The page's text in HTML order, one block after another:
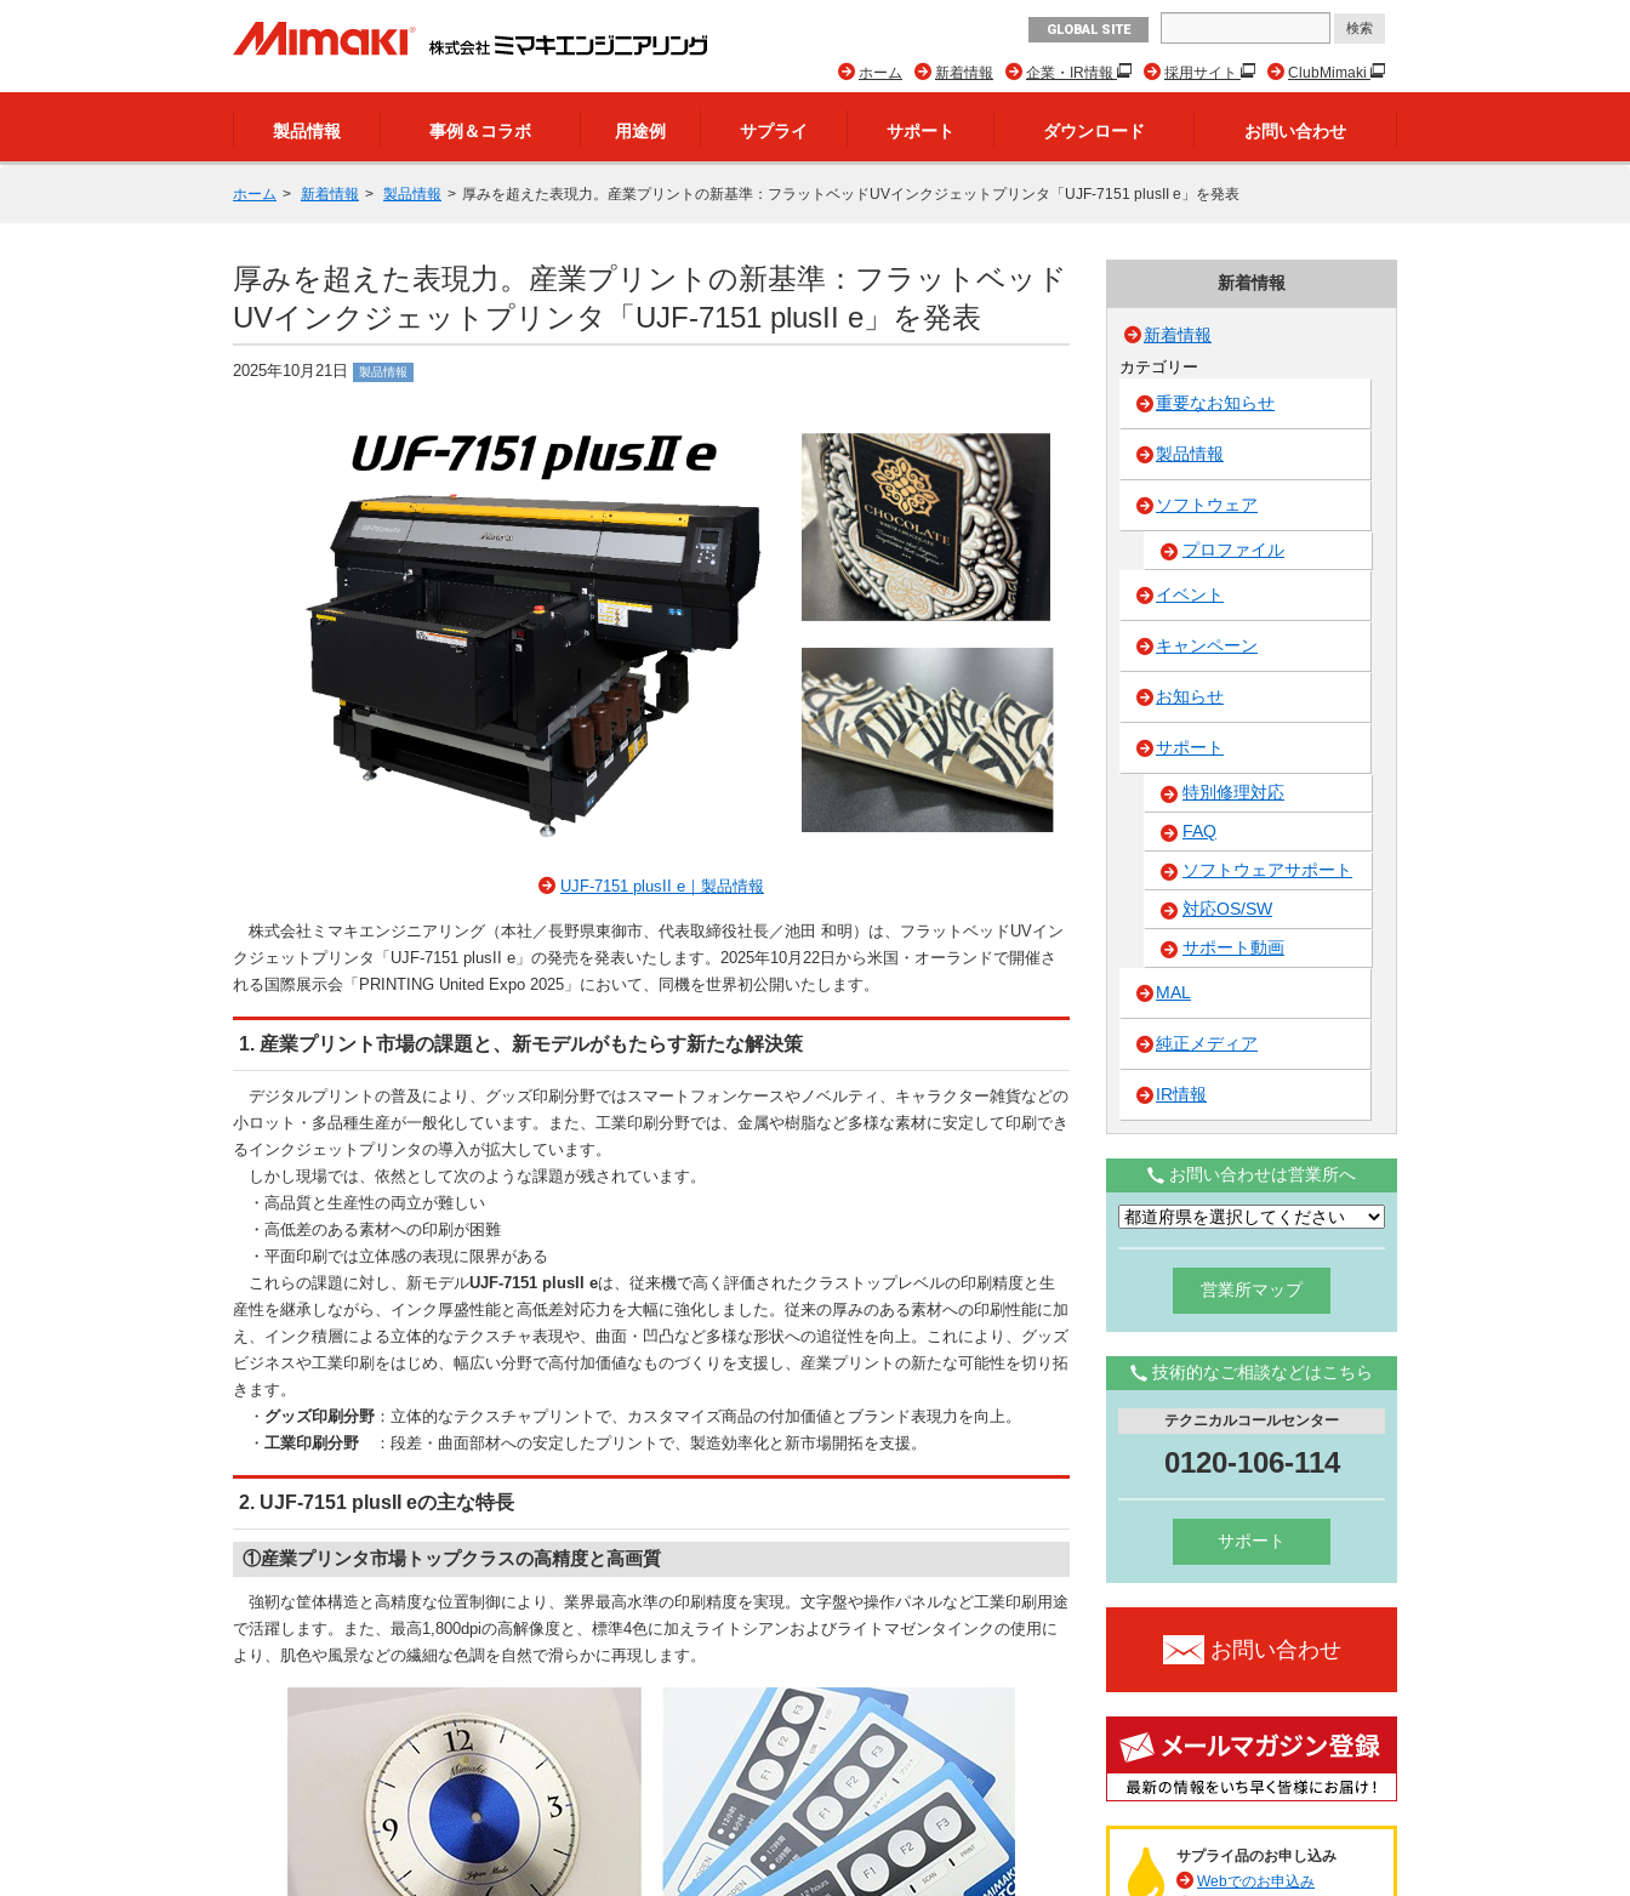
GLOBAL SITE
ClubMimaki
採用サイト
企業・IR情報
新着情報
ホーム
製品情報 事例＆コラボ 用途例 サプライ サポート ダウンロード お問い合わせ
ホーム 新着情報 製品情報 厚みを超えた表現力。産業プリントの新基準：フラットベッドUVインクジェットプリンタ「UJF-7151 plusII e」を発表
厚みを超えた表現力。産業プリントの新基準：フラットベッド
UVインクジェットプリンタ「UJF-7151 plusII e」を発表
2025年10月21日 製品情報
UJF-7151 plusII e｜製品情報
株式会社ミマキエンジニアリング（本社／長野県東御市、代表取締役社長／池田 和明）は、フラットベッドUVイン
クジェットプリンタ「UJF-7151 plusII e」の発売を発表いたします。2025年10月22日から米国・オーランドで開催さ
れる国際展示会「PRINTING United Expo 2025」において、同機を世界初公開いたします。
1. 産業プリント市場の課題と、新モデルがもたらす新たな解決策
デジタルプリントの普及により、グッズ印刷分野ではスマートフォンケースやノベルティ、キャラクター雑貨などの
小ロット・多品種生産が一般化しています。また、工業印刷分野では、金属や樹脂など多様な素材に安定して印刷でき
るインクジェットプリンタの導入が拡大しています。
しかし現場では、依然として次のような課題が残されています。
・高品質と生産性の両立が難しい
・高低差のある素材への印刷が困難
・平面印刷では立体感の表現に限界がある
これらの課題に対し、新モデルUJF-7151 plusII eは、従来機で高く評価されたクラストップレベルの印刷精度と生
産性を継承しながら、インク厚盛性能と高低差対応力を大幅に強化しました。従来の厚みのある素材への印刷性能に加
え、インク積層による立体的なテクスチャ表現や、曲面・凹凸など多様な形状への追従性を向上。これにより、グッズ
ビジネスや工業印刷をはじめ、幅広い分野で高付加価値なものづくりを支援し、産業プリントの新たな可能性を切り拓
きます。
・ グッズ印刷分野 ：立体的なテクスチャプリントで、カスタマイズ商品の付加価値とブランド表現力を向上。
・ 工業印刷分野 ：段差・曲面部材への安定したプリントで、製造効率化と新市場開拓を支援。
2. UJF-7151 plusII eの主な特長
①産業プリンタ市場トップクラスの高精度と高画質
強靭な筐体構造と高精度な位置制御により、業界最高水準の印刷精度を実現。文字盤や操作パネルなど工業印刷用途
で活躍します。また、最高1,800dpiの高解像度と、標準4色に加えライトシアンおよびライトマゼンタインクの使用に
より、肌色や風景などの繊細な色調を自然で滑らかに再現します。
新着情報
新着情報
カテゴリー
重要なお知らせ
製品情報
ソフトウェア
プロファイル
イベント
キャンペーン
お知らせ
サポート
特別修理対応
FAQ
ソフトウェアサポート
対応OS/SW
サポート動画
MAL
純正メディア
IR情報
お問い合わせは営業所へ
営業所マップ
技術的なご相談などはこちら
テクニカルコールセンター
0120-106-114
サポート
お問い合わせ
サプライ品のお申し込み
Webでのお申込み